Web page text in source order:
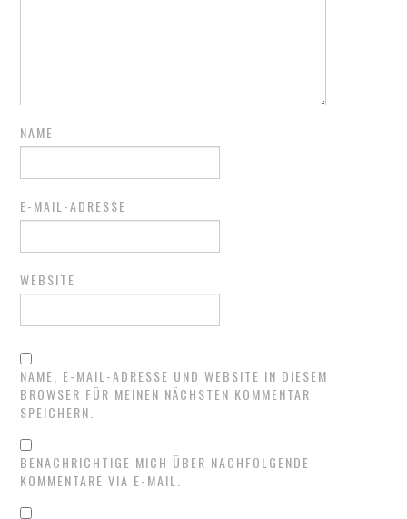
NAME
E-MAIL-ADRESSE
WEBSITE
NAME, E-MAIL-ADRESSE UND WEBSITE IN DIESEM
BROWSER FÜR MEINEN NÄCHSTEN KOMMENTAR
SPEICHERN.
BENACHRICHTIGE MICH ÜBER NACHFOLGENDE
KOMMENTARE VIA E-MAIL.